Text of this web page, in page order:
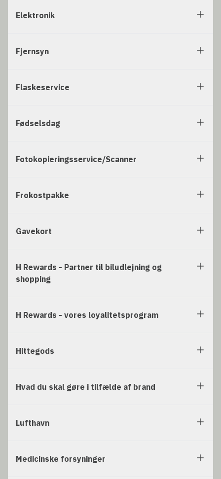
Elektronik
Fjernsyn
Flaskeservice
Fødselsdag
Fotokopieringsservice/Scanner
Frokostpakke
Gavekort
H Rewards - Partner til biludlejning og
shopping
H Rewards - vores loyalitetsprogram
Hittegods
Hvad du skal gøre i tilfælde af brand
Lufthavn
Medicinske forsyninger